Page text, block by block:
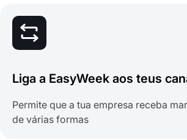
Liga a EasyWeek aos teus
Permite que a tua empresa receba
de várias formas